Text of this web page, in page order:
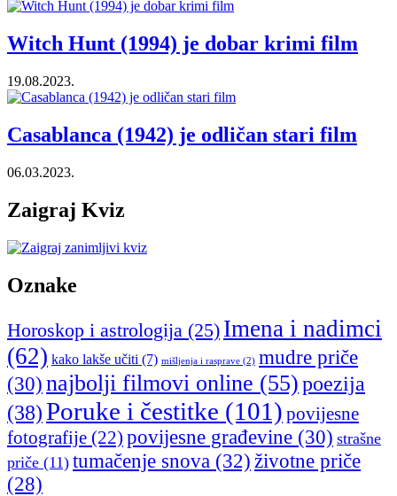
Witch Hunt (1994) je dobar krimi film
19.08.2023.
Casablanca (1942) je odličan stari film
06.03.2023.
Zaigraj Kviz
Oznake
Horoskop i astrologija (25) Imena i nadimci
(62) kako lakše učiti (7) mišljenja i rasprave (2) mudre priče
(30) najbolji filmovi online (55)poezija
(38)Poruke i čestitke (101) povijesne
fotografije (22) povijesne građevine (30) strašne
priče (11) tumačenje snova (32) životne priče
(28)